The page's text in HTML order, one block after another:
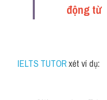
động từ
IELTS TUTOR xét ví dụ: